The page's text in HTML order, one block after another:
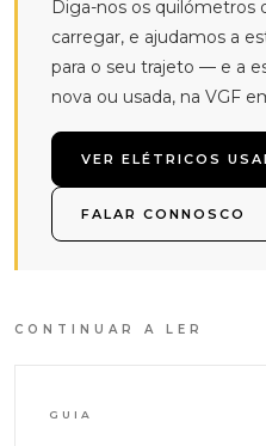
Diga-nos os quilómetros
carregar, e ajudamos a
para o seu trajeto — e a
nova ou usada, na VGF
VER ELÉTRICOS
FALAR CONNOSCO
CONTINUAR A LER
GUIA